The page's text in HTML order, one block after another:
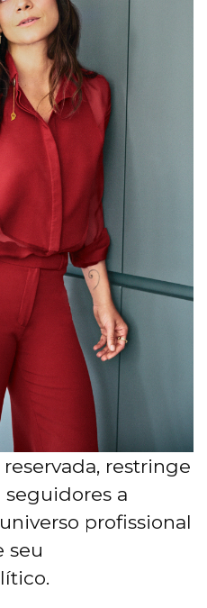
restringe
a
profissional
seu